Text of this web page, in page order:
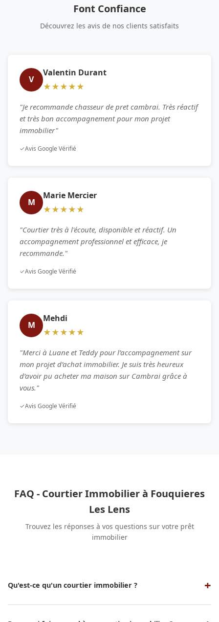
Font Confiance
Découvrez les avis de nos clients satisfaits
V
Valentin Durant
★★★★★
"Je recommande chasseur de pret cambrai. Très réactif
et très bon accompagnement pour mon projet
immobilier"
✓Avis Google Vérifié
M
Marie Mercier
★★★★★
"Courtier très à l'écoute, disponible et réactif. Un
accompagnement professionnel et efficace, je
recommande."
✓Avis Google Vérifié
M
Mehdi
★★★★★
"Merci à Luane et Teddy pour l’accompagnement sur
mon projet d’achat immobilier. Je suis très heureux
d’avoir pu acheter ma maison sur Cambrai grâce à
vous."
✓Avis Google Vérifié
FAQ - Courtier Immobilier à Fouquieres
Les Lens
Trouvez les réponses à vos questions sur votre prêt
immobilier
Qu'est-ce qu'un courtier immobilier ?